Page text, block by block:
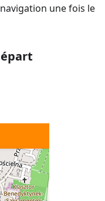
une fois le